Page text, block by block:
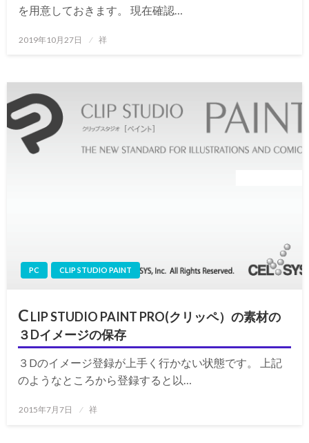
を用意しておきます。 現在確認…
投
2019年10月27日 祥
PC CLIP STUDIO PAINT
CLIP STUDIO PAINT PRO(クリッペ）の素材の
３Dイメージの保存
３Dのイメージ登録が上手く行かない状態です。 上記
のようなところから登録すると以…
投
2015年7月7日 祥